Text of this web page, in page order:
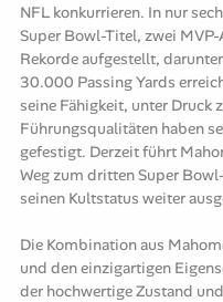
NFL konkurrieren. In nur
Super Bowl-Titel, zwei
Rekorde aufgestellt,
30.000 Passing Yards
seine Fähigkeit, unter Druck
Führungsqualitäten haben
gefestigt. Derzeit führt
Weg zum dritten Super
seinen Kultstatus weiter
Die Kombination aus
und den einzigartigen
der hochwertige Zustand